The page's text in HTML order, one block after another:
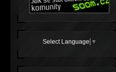
Select Language ▼